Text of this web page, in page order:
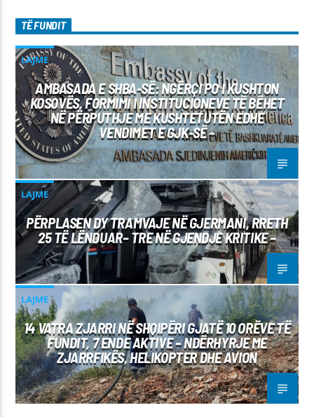
TË FUNDIT
LAJME
AMBASADA E SHBA-SË: NGËRÇI PO I KUSHTON
KOSOVËS, FORMIMI I INSTITUCIONEVE TË BËHET
NË PËRPUTHJE ME KUSHTETUTËN EDHE
VENDIMET E GJK-SË –
LAJME
PËRPLASEN DY TRAMVAJE NË GJERMANI, RRETH
25 TË LËNDUAR– TRE NË GJENDJE KRITIKE –
LAJME
14 VATRA ZJARRI NË SHQIPËRI GJATË 10 ORËVE TË
FUNDIT, 7 ENDE AKTIVE – NDËRHYRJE ME
ZJARRFIKËS, HELIKOPTER DHE AVION